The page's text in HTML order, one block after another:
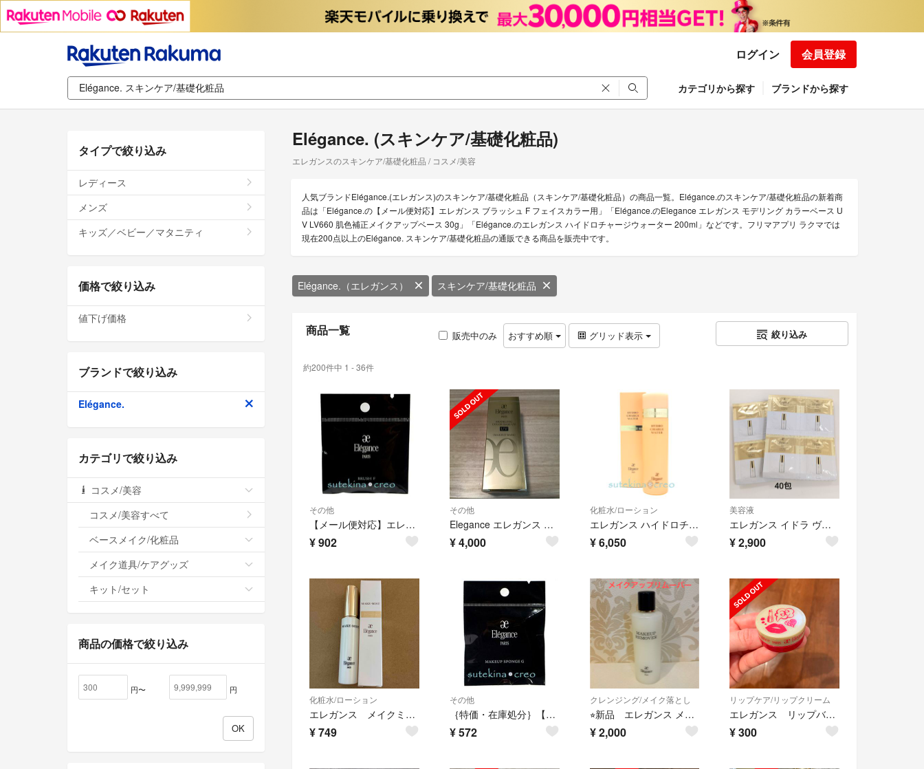
ログイン 会員登録
カテゴリから探す ブランドから探す
Elégance. (スキンケア/基礎化粧品)
エレガンスのスキンケア/基礎化粧品 / コスメ/美容
人気ブランドElégance.(エレガンス)のスキンケア/基礎化粧品（スキンケア/基礎化粧品）の商品一覧。Elégance.のスキンケア/基礎化粧品の新着商
品は「Elégance.の【メール便対応】エレガンス ブラッシュ F フェイスカラー用」「Elégance.のElegance エレガンス モデリング カラーベース U
V LV660 肌色補正メイクアップベース 30g」「Elégance.のエレガンス ハイドロチャージウォーター 200ml」などです。フリマアプリ ラクマでは
現在200点以上のElégance. スキンケア/基礎化粧品の通販できる商品を販売中です。
Elégance.（エレガンス） スキンケア/基礎化粧品
商品一覧 販売中のみ おすすめ順 グリッド表示 絞り込み
約200件中 1 - 36件
その他
【メール便対応】エレガンス ブラッシュ F フェイスカラー用
¥902
その他
Elegance エレガンス モデリング カラーベース UV LV660 肌色補正メイクアップベース 30g
¥4,000
化粧水/ローション
エレガンス ハイドロチャージウォーター 200ml
¥6,050
美容液
エレガンス イドラ ヴェリテ サンプル 40包
¥2,900
化粧水/ローション
エレガンス メイクミスト 15ml
¥749
その他
｛特価・在庫処分｝【メール便対応】エレガンス メイクアップ スポンジ G
¥572
クレンジング/メイク落とし
⭐︎新品 エレガンス メイクアップリムーバー
¥2,000
リップケア/リップクリーム
エレガンス リップバーム
¥300
タイプで絞り込み
レディース
メンズ
キッズ／ベビー／マタニティ
価格で絞り込み
値下げ価格
ブランドで絞り込み
Elégance.
カテゴリで絞り込み
コスメ/美容
コスメ/美容すべて
ベースメイク/化粧品
メイク道具/ケアグッズ
キット/セット
商品の価格で絞り込み
円〜 円